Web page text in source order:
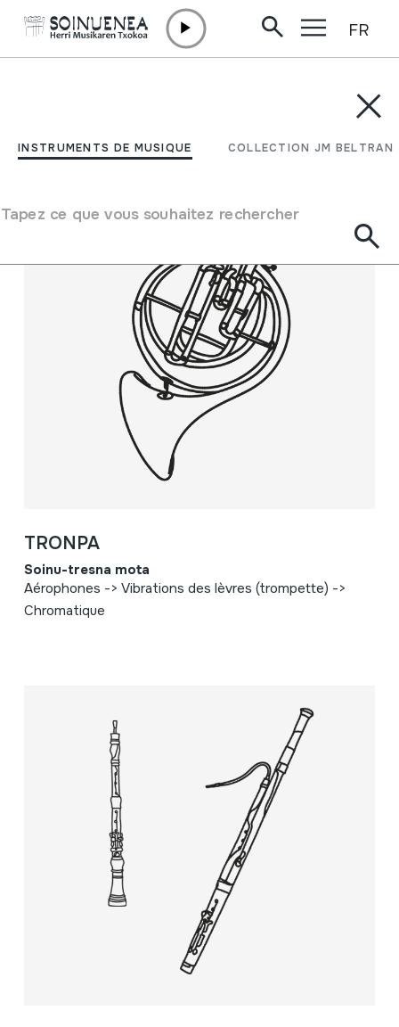
INSTRUMENTS DE MUSIQUE COLLECTION JM BELTRAN
Tapez ce que vous souhaitez rechercher
FR
COLLECTION JM BELTRAN
Filtrer
TRONPA
Soinu-tresna mota
Aérophones -> Vibrations des lèvres (trompette) ->
Chromatique